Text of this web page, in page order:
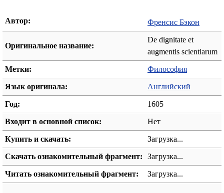
Автор: Френсис Бэкон
Оригинальное название:
De dignitate et
augmentis scientiarum
Метки: Философия
Язык оригинала: Английский
Год: 1605
Входит в основной список: Нет
Купить и скачать: Загрузка...
Скачать ознакомительный фрагмент: Загрузка...
Читать ознакомительный фрагмент: Загрузка...